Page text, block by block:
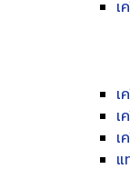
เ
เ
เ
เ
แ